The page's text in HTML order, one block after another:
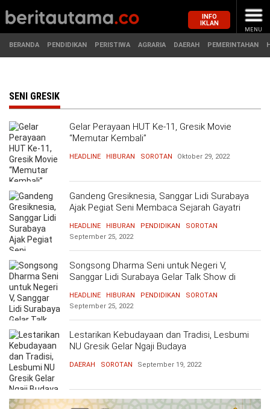
MASUK
BERANDA
PERISTIWA
AGRARIA
DAERAH
PEMERINTAHAN
OPINI
PENDIDIKAN
HUKUM
EKONOMI
OLAHRAGA
PENDIDIKAN
HIBURAN
BERITABARU.CO
KABARBARU.CO
SERIKATNEWS.COM
PEWARTANUSANTARA.COM
LANGGAR.CO
JOBNAS.COM
SURAU.CO
REDAKSI
TENTANG
KAMI
KERJASAMA
PEDOMAN
MEDIA
CYBER
INFO
IKLAN
MENU
BERANDA PENDIDIKAN PERISTIWA AGRARIA DAERAH PEMERINTAHAN
SENI GRESIK
Gelar Perayaan HUT Ke-11, Gresik Movie
“Memutar Kembali”
HEADLINE HIBURAN SOROTAN Oktober 29, 2022
Gandeng Gresiknesia, Sanggar Lidi Surabaya
Ajak Pegiat Seni Membaca Sejarah Gayatri
HEADLINE HIBURAN PENDIDIKAN
SOROTAN
September 25, 2022
Songsong Dharma Seni untuk Negeri V,
Sanggar Lidi Surabaya Gelar Talk Show di
HEADLINE HIBURAN PENDIDIKAN
SOROTAN
September 25, 2022
Lestarikan Kebudayaan dan Tradisi, Lesbumi
NU Gresik Gelar Ngaji Budaya
DAERAH SOROTAN September 19, 2022